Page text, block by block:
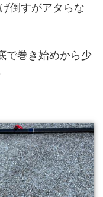
倒すがアタらな
で巻き始めから少